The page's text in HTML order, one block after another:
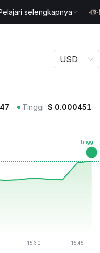
selengkapnya
USD
Tinggi $ 0.000451